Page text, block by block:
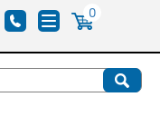
0